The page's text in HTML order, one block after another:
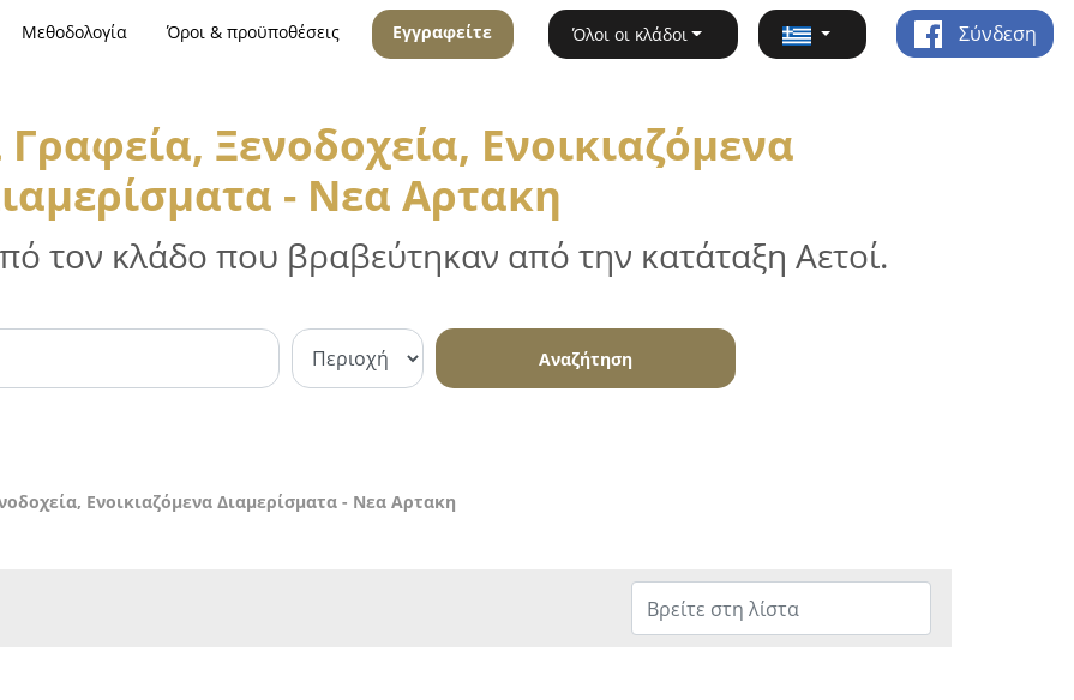
Μεθοδολογία Όροι & προϋποθέσεις Εγγραφείτε Όλοι οι κλάδοι Σύνδεση
Γραφεία, Ξενοδοχεία, Ενοικιαζόμενα
- Νεα Αρτακη
τον κλάδο που βραβεύτηκαν από την κατάταξη Αετοί.
Αναζήτηση
Ενοικιαζόμενα Διαμερίσματα - Νεα Αρτακη